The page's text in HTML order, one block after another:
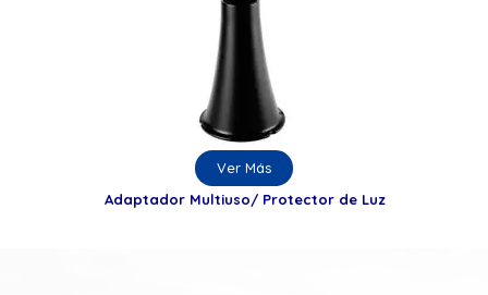
Adaptador Multiuso/ Protector de Luz
Ver Más